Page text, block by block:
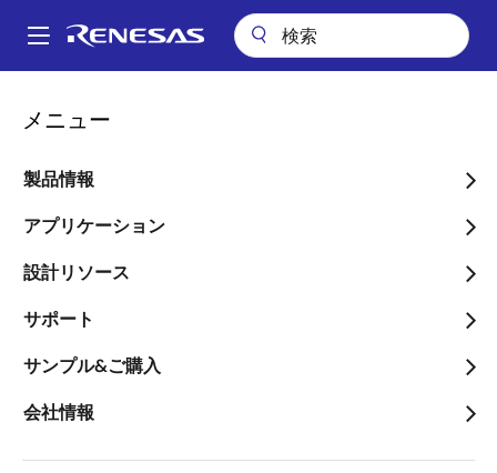
ン
Main
メニュー
製品情報
アプリケーション
設計リソース
サポート
サンプル&ご購入
会社情報
パ
ン
く
ず
Package
DSMIF+GPT+POEG編
このビデオについて